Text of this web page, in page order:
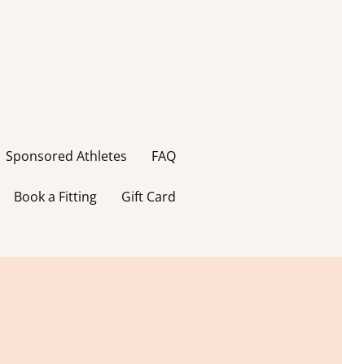
Sponsored Athletes FAQ
Book a Fitting Gift Card